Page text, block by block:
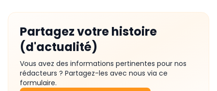
Partagez votre histoire
(d'actualité)
Vous avez des informations pertinentes pour nos
rédacteurs ? Partagez-les avec nous via ce
formulaire.